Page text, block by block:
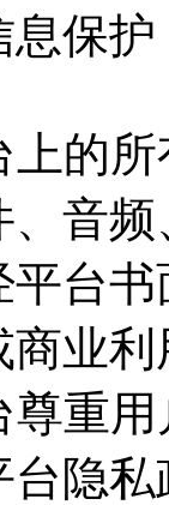
息保护
上的
、音
台
业
尊重
隐